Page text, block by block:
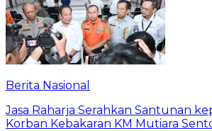
Berita Nasional
Jasa Raharja Serahkan Santunan
Korban Kebakaran KM Mutiara